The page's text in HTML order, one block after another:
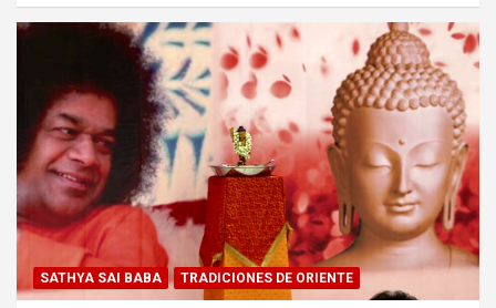
SATHYA SAI BABA TRADICIONES DE ORIENTE